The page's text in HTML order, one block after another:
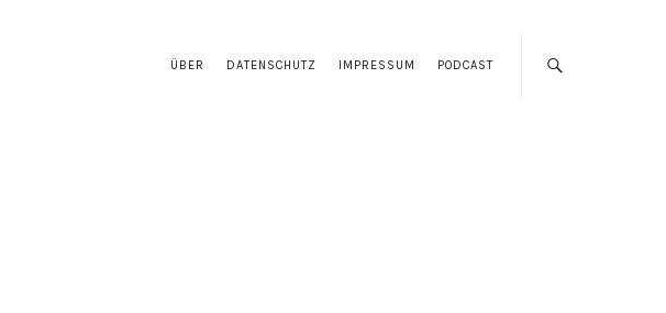
ÜBER DATENSCHUTZ IMPRESSUM PODCAST